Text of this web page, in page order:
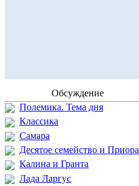
Обсуждение
Полемика. Тема дня
Классика
Самара
Десятое семейство и Приора
Калина и Гранта
Лада Ларгус